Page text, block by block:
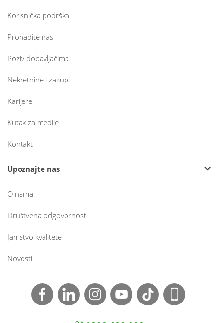
Korisnička podrška
Pronađite nas
Poziv dobavljačima
Nekretnine i zakupi
Karijere
Kutak za medije
Kontakt
Upoznajte nas
O nama
Društvena odgovornost
Jamstvo kvalitete
Novosti